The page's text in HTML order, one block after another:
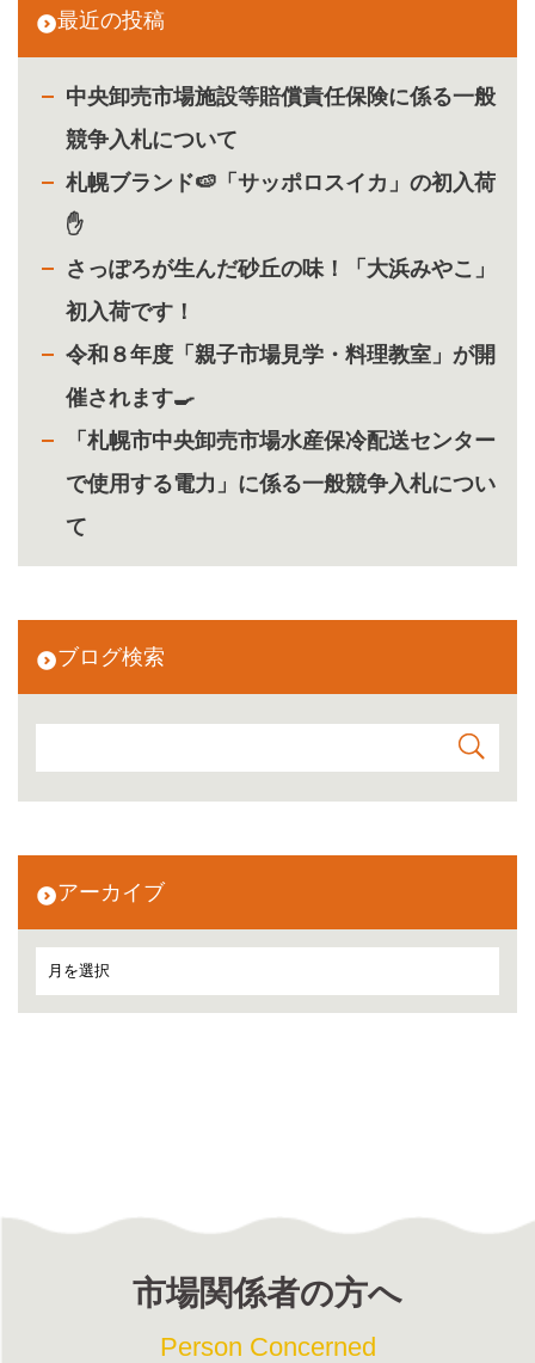
最近の投稿
中央卸売市場施設等賠償責任保険に係る一般
競争入札について
札幌ブランド🍉「サッポロスイカ」の初入荷
✋
さっぽろが生んだ砂丘の味！「大浜みやこ」
初入荷です！
令和８年度「親子市場見学・料理教室」が開
催されます🍳
「札幌市中央卸売市場水産保冷配送センター
で使用する電力」に係る一般競争入札につい
て
ブログ検索
アーカイブ
市場関係者の方へ
Person Concerned